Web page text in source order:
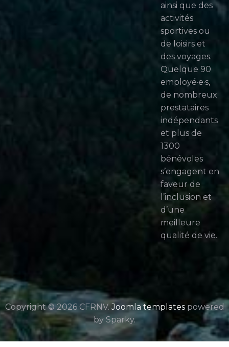
ainsi que des
activités
sportives ou
de loisirs et
des voyages.
Quelque 90
employé·e·s,
de nombreux
prestataires
indépendants
et plus de
1300
bénévoles
s’engagent en
faveur de
l’inclusion et
d’une
meilleure
qualité de vie.
Copyright © 2026 CFRNV.Joomla templatespowered
by Sparky.